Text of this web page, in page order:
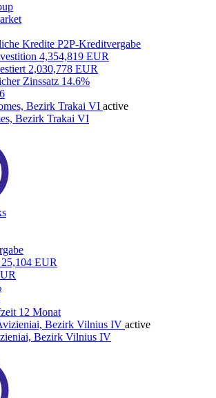
Kredite P2P-Kreditvergabe
4,354,819 EUR
2,030,778 EUR
Zinssatz 14.6%
active
Bezirk Trakai VI
25,104 EUR
12 Monat
active
Bezirk Vilnius IV